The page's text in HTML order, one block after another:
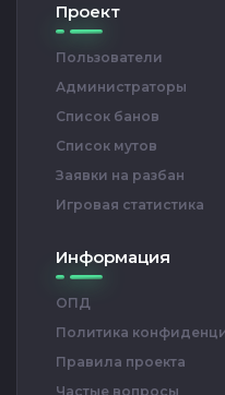
Проект
Пользователи
Администраторы
Список банов
Список мутов
Заявки на разбан
Игровая статистика
Информация
ОПД
Политика
Правила проекта
Частые вопросы